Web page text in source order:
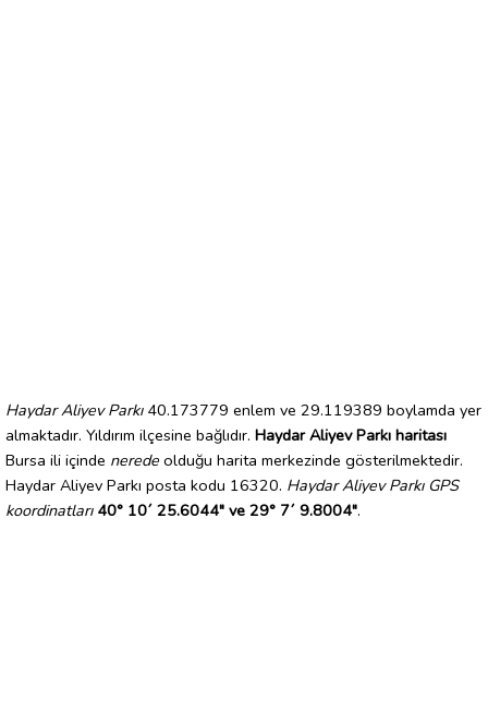
Haydar Aliyev Parkı40.173779 enlem ve 29.119389 boylamda yer
almaktadır. Yıldırım ilçesine bağlıdır. Haydar Aliyev Parkı haritası
Bursa ili içinde nerede olduğu harita merkezinde gösterilmektedir.
Haydar Aliyev Parkı posta kodu 16320. Haydar Aliyev Parkı GPS
koordinatları 40° 10´ 25.6044" ve 29° 7´ 9.8004".